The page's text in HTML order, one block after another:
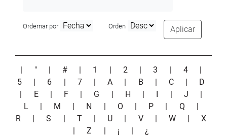
Ordernar por Orden Aplicar
| " | # | 1 | 2 |3 | 4
|
5
| 6 | 7 |A | B | C | D
| E | F | G | H | I | J
|
L
| M | N | O | P | Q
|
R
|S | T | U | V |W |X
|Z | ¡ |¿